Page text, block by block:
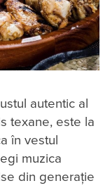
autentic al
texane, este la
în vestul
muzica
din generație